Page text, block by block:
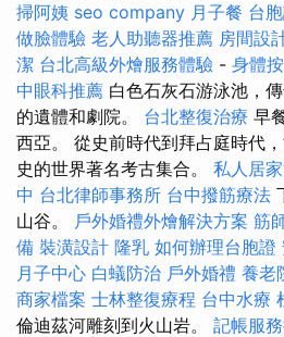
掃阿姨 seo company 月子餐 台
做臉體驗 老人助聽器推薦 房間設
潔 台北高級外燴服務體驗 - 身體
中眼科推薦 白色石灰石游泳池，
的遺體和劇院。 台北整復治療 早
西亞。 從史前時代到拜占庭時代
史的世界著名考古集合。 私人居
中 台北律師事務所 台中撥筋療法
山谷。 戶外婚禮外燴解決方案 筋
備 裝潢設計 隆乳 如何辦理台胞證
月子中心 白蟻防治 戶外婚禮 養老
商家檔案 士林整復療程 台中水療
倫迪茲河雕刻到火山岩。 記帳服